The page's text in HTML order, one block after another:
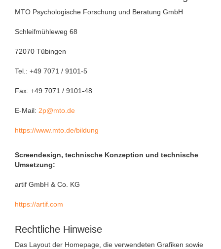
MTO Psychologische Forschung und Beratung GmbH
Schleifmühleweg 68
72070 Tübingen
Tel.: +49 7071 / 9101-5
Fax: +49 7071 / 9101-48
E-Mail: 2p@mto.de
https://www.mto.de/bildung
Screendesign, technische Konzeption und technische
Umsetzung:
artif GmbH & Co. KG
https://artif.com
Rechtliche Hinweise
Das Layout der Homepage, die verwendeten Grafiken sowie